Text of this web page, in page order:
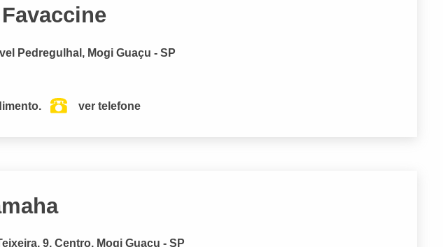
Pedregulhal, Mogi Guaçu - SP
ver telefone
9, Centro, Mogi Guaçu - SP